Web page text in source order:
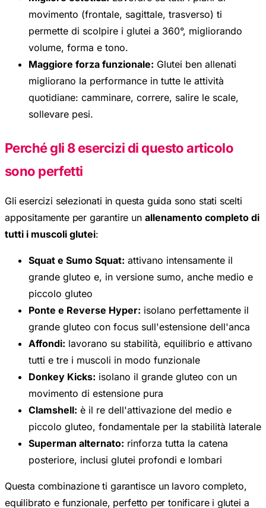
movimento (frontale, sagittale, trasverso) ti
permette di scolpire i glutei a 360°, migliorando
volume, forma e tono.
Maggiore forza funzionale: Glutei ben allenati
migliorano la performance in tutte le attività
quotidiane: camminare, correre, salire le scale,
sollevare pesi.
Perché gli 8 esercizi di questo articolo
sono perfetti
Gli esercizi selezionati in questa guida sono stati scelti
appositamente per garantire un allenamento completo di
tutti i muscoli glutei
Squat e Sumo Squat: attivano intensamente il
grande gluteo e, in versione sumo, anche medio e
piccolo gluteo
Ponte e Reverse Hyper: isolano perfettamente il
grande gluteo con focus sull'estensione dell'anca
Affondi: lavorano su stabilità, equilibrio e attivano
tutti e tre i muscoli in modo funzionale
Donkey Kicks: isolano il grande gluteo con un
movimento di estensione pura
Clamshell: è il re dell'attivazione del medio e
piccolo gluteo, fondamentale per la stabilità laterale
Superman alternato: rinforza tutta la catena
posteriore, inclusi glutei profondi e lombari
Questa combinazione ti garantisce un lavoro completo,
equilibrato e funzionale, perfetto per tonificare i glutei a